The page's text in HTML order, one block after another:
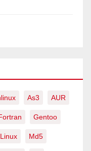
As3 AUR
Gentoo
Linux Md5